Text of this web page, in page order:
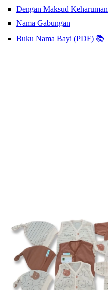
Dengan Maksud Keharuman
Nama Gabungan
Buku Nama Bayi (PDF) 📚